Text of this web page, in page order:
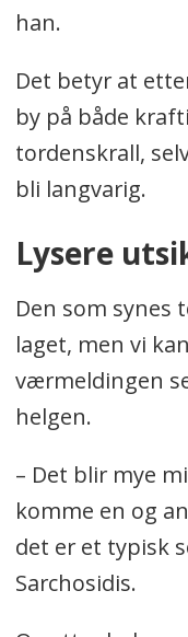
han.
Det betyr at
by på både
tordenskrall,
bli langvarig.
Lysere
Den som synes
laget, men vi
værmeldingen
helgen.
– Det blir mye
komme en og
det er et typisk
Sarchosidis.